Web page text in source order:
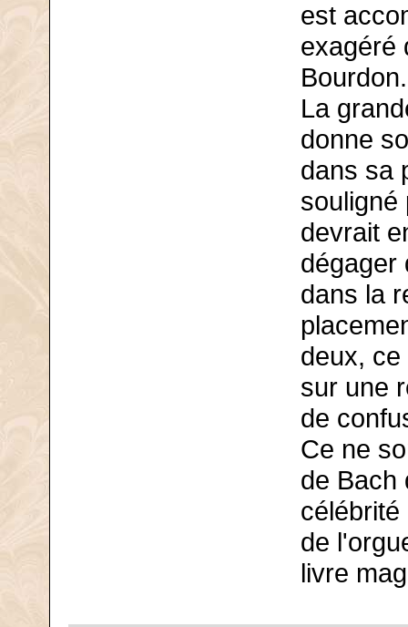
est
exagéré
Bourdon.
La
donne
dans sa
souligné
devrait
dégager
dans la
deux,
sur une
de
Ce ne
de Bach
de
livre